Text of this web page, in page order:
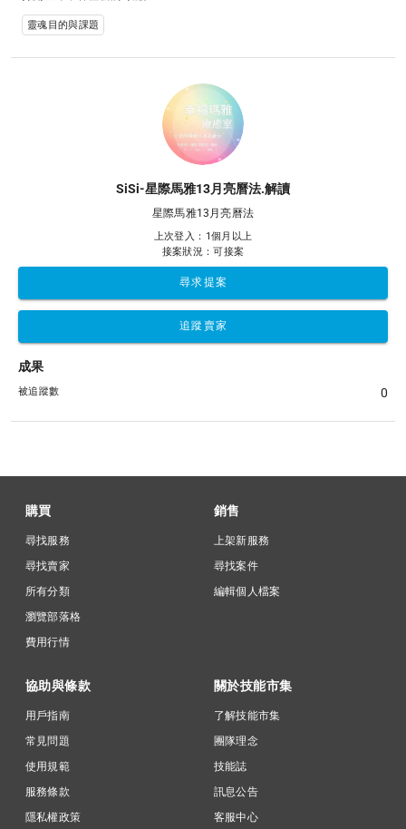
靈魂目的與課題
SiSi-星際馬雅13月亮曆法.解讀
星際馬雅13月亮曆法
上次登入：1個月以上
接案狀況：可接案
尋求提案
追蹤賣家
成果
被追蹤數 0
購買
尋找服務
尋找賣家
所有分類
瀏覽部落格
費用行情
銷售
上架新服務
尋找案件
編輯個人檔案
協助與條款
用戶指南
常見問題
使用規範
服務條款
隱私權政策
關於技能市集
了解技能市集
團隊理念
技能誌
訊息公告
客服中心